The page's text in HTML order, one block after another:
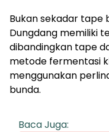
Bukan sekadar tape
Dungdang memiliki
dibandingkan tape
metode fermentasi
menggunakan
bunda.
Baca Juga: